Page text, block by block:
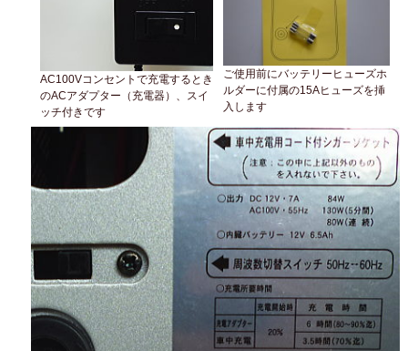
AC100Vコンセントで充電するとき
のACアダプター（充電器）、スイ
ッチ付きです
ご使用前にバッテリーヒューズホ
ルダーに付属の15Aヒューズを挿
入します